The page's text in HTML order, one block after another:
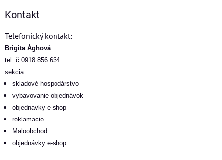
Kontakt
Telefonický kontakt:
Brigita Ághová
tel. č:0918 856 634
sekcia:
skladové hospodárstvo
vybavovanie objednávok
objednavky e-shop
reklamacie
Maloobchod
objednávky e-shop